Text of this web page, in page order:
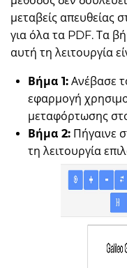
μεταβείς απευθείας
για όλα τα PDF. Τα
αυτή τη λειτουργία
Βήμα 1: Ανέβασε
εφαρμογή
μεταφόρτωσης
Βήμα 2: Πήγαινε
τη λειτουργία